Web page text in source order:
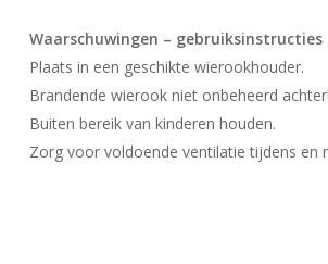
Waarschuwingen – gebruiksinstructies
Plaats in een geschikte wierookhouder.
Brandende wierook niet onbeheerd
Buiten bereik van kinderen houden.
Zorg voor voldoende ventilatie tijdens en